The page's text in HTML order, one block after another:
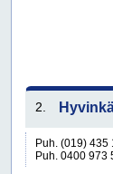
2.
Puh. (019) 435
Puh. 0400 973